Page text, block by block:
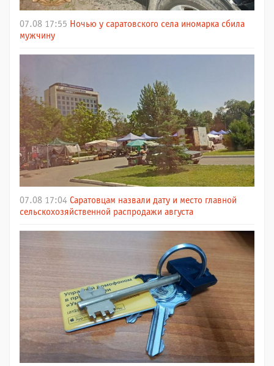
07.08 17:55 Ночью у саратовского села иномарка сбила
мужчину
07.08 17:04 Саратовцам назвали дату и место главной
сельскохозяйственной распродажи августа